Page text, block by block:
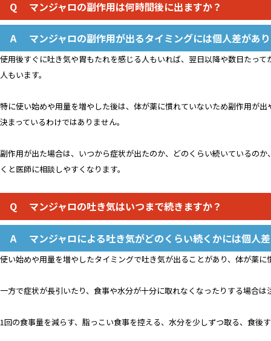
マンジャロの副作用は何時間後に出ますか？
マンジャロの副作用が出るタイミングには個人差があ
使用後すぐに吐き気や胃もたれを感じる人もいれば、翌日以降や数日たっ
人もいます。
特に使い始めや用量を増やした後は、体が薬に慣れていないため副作用が
決まっているわけではありません。
副作用が出た場合は、いつから症状が出たのか、どのくらい続いているの
くと医師に相談しやすくなります。
マンジャロの吐き気はいつまで続きますか？
マンジャロによる吐き気がどのくらい続くかには個人
使い始めや用量を増やしたタイミングで吐き気が出ることがあり、体が薬
一方で症状が長引いたり、食事や水分が十分に取れなくなったりする場合は
1回の食事量を減らす、脂っこい食事を控える、水分を少しずつ取る、食後